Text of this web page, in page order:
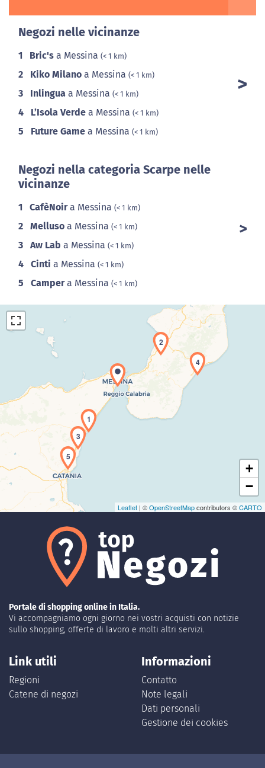
Negozi nelle vicinanze
1 Bric's a Messina (< 1 km)
2 Kiko Milano a Messina (< 1 km)
3 Inlingua a Messina (< 1 km)
4 L’Isola Verde a Messina (< 1 km)
5 Future Game a Messina (< 1 km)
Negozi nella categoria Scarpe nelle
vicinanze
1 CafèNoira Messina (< 1 km)
2 Melluso a Messina (< 1 km)
3 Aw Lab a Messina (< 1 km)
4 Cinti a Messina (< 1 km)
5 Campera Messina (< 1 km)
Caricamento della carta in corso...
1
2
3
4
5
+
−
Leaflet | ©OpenStreetMapcontributors ©CARTO
Portale di shopping online in Italia.
Vi accompagniamo ogni giorno nei vostri acquisti con notizie
sullo shopping, offerte di lavoro e molti altri servizi.
Link utili
Regioni
Catene di negozi
Informazioni
Contatto
Note legali
Dati personali
Gestione dei cookies